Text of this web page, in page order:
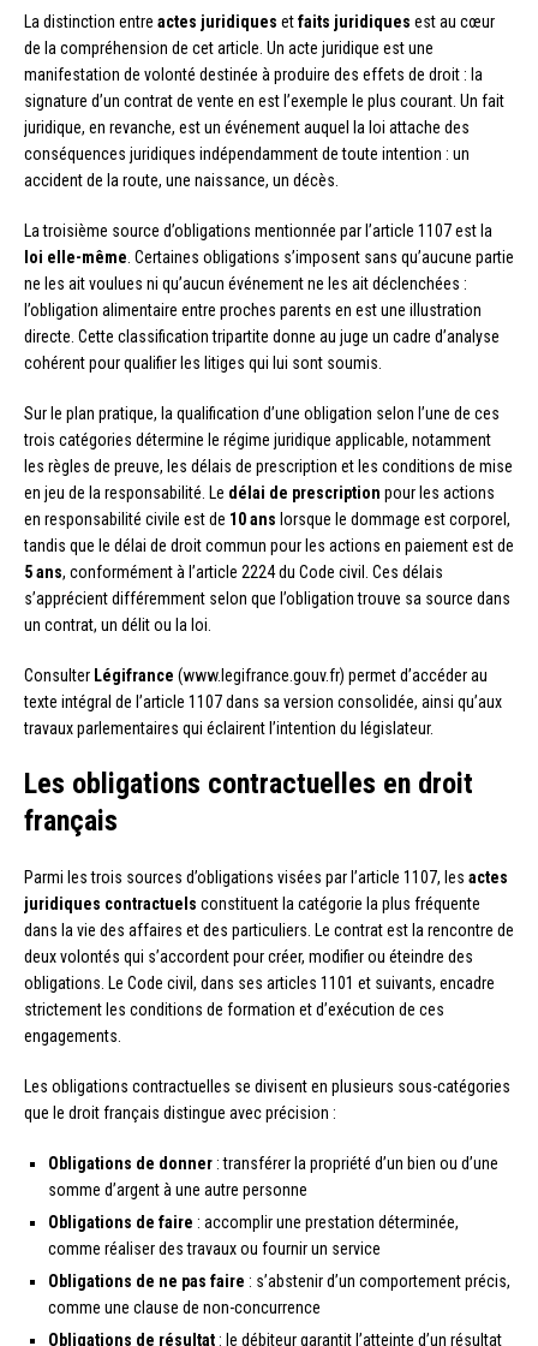
La distinction entre actes juridiques etfaits juridiques est au cœur
de la compréhension de cet article. Un acte juridique est une
manifestation de volonté destinée à produire des effets de droit : la
signature d’un contrat de vente en est l’exemple le plus courant. Un fait
juridique, en revanche, est un événement auquel la loi attache des
conséquences juridiques indépendamment de toute intention : un
accident de la route, une naissance, un décès.
La troisième source d’obligations mentionnée par l’article 1107 est la
loi elle-même. Certaines obligations s’imposent sans qu’aucune partie
ne les ait voulues ni qu’aucun événement ne les ait déclenchées :
l’obligation alimentaire entre proches parents en est une illustration
directe. Cette classification tripartite donne au juge un cadre d’analyse
cohérent pour qualifier les litiges qui lui sont soumis.
Sur le plan pratique, la qualification d’une obligation selon l’une de ces
trois catégories détermine le régime juridique applicable, notamment
les règles de preuve, les délais de prescription et les conditions de mise
en jeu de la responsabilité. Le délai de prescription pour les actions
en responsabilité civile est de 10 ans lorsque le dommage est corporel,
tandis que le délai de droit commun pour les actions en paiement est de
5 ans, conformément à l’article 2224 du Code civil. Ces délais
s’apprécient différemment selon que l’obligation trouve sa source dans
un contrat, un délit ou la loi.
Consulter Légifrance (www.legifrance.gouv.fr) permet d’accéder au
texte intégral de l’article 1107 dans sa version consolidée, ainsi qu’aux
travaux parlementaires qui éclairent l’intention du législateur.
Les obligations contractuelles en droit
français
Parmi les trois sources d’obligations visées par l’article 1107, les actes
juridiques contractuels constituent la catégorie la plus fréquente
dans la vie des affaires et des particuliers. Le contrat est la rencontre de
deux volontés qui s’accordent pour créer, modifier ou éteindre des
obligations. Le Code civil, dans ses articles 1101 et suivants, encadre
strictement les conditions de formation et d’exécution de ces
engagements.
Les obligations contractuelles se divisent en plusieurs sous-catégories
que le droit français distingue avec précision :
Obligations de donner : transférer la propriété d’un bien ou d’une
somme d’argent à une autre personne
Obligations de faire : accomplir une prestation déterminée,
comme réaliser des travaux ou fournir un service
Obligations de ne pas faire : s’abstenir d’un comportement précis,
comme une clause de non-concurrence
Obligations de résultat : le débiteur garantit l’atteinte d’un résultat